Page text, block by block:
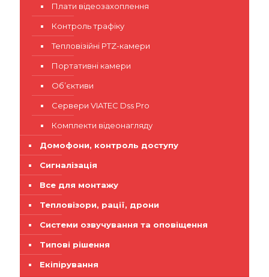
Плати відеозахоплення
Контроль трафіку
Тепловізійні PTZ-камери
Портативні камери
Об’єктиви
Сервери VIATEC Dss Pro
Комплекти відеонагляду
Домофони, контроль доступу
Сигналізація
Все для монтажу
Тепловізори, рації, дрони
Системи озвучування та оповіщення
Типові рішення
Екіпірування